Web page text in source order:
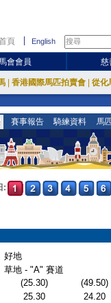
頁 English
會會員 慈
香港國際馬匹拍賣會 從化
賽事報告 騎練資料 馬
:
好地
草地 - "A" 賽道
(25.30) (49.50)
25.30 24.20